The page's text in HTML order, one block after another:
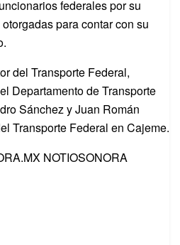
federales por su
para contar con su
del Transporte Federal,
Departamento de Transporte
Sánchez y Juan Román
Transporte Federal en Cajeme.
NOTIOSONORA